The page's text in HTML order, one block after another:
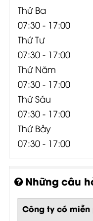
Thứ Ba
07:30 - 17:00
Thứ Tư
07:30 - 17:00
Thứ Năm
07:30 - 17:00
Thứ Sáu
07:30 - 17:00
Thứ Bảy
07:30 - 17:00
Những câu
Công ty có